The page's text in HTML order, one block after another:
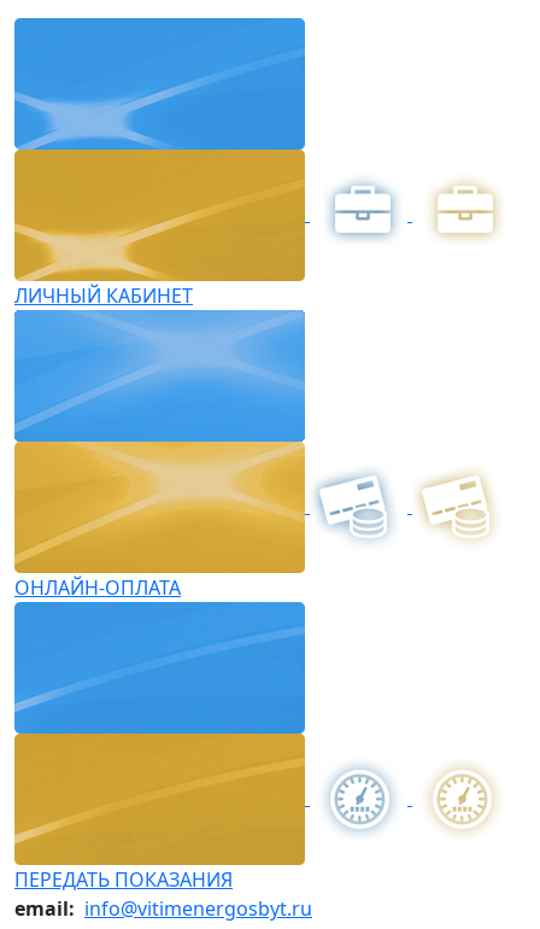
ЛИЧНЫЙ КАБИНЕТ
ОНЛАЙН-ОПЛАТА
ПЕРЕДАТЬ ПОКАЗАНИЯ
email: info@vitimenergosbyt.ru